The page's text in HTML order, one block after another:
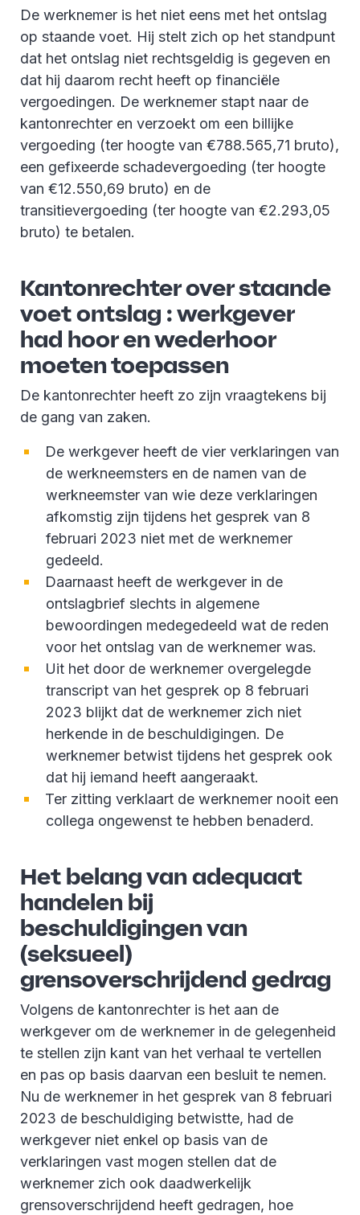
De werknemer is het niet eens met het ontslag
op staande voet. Hij stelt zich op het standpunt
dat het ontslag niet rechtsgeldig is gegeven en
dat hij daarom recht heeft op financiële
vergoedingen. De werknemer stapt naar de
kantonrechter en verzoekt om een billijke
vergoeding (ter hoogte van €788.565,71 bruto),
een gefixeerde schadevergoeding (ter hoogte
van €12.550,69 bruto) en de
transitievergoeding (ter hoogte van €2.293,05
bruto) te betalen.
Kantonrechter over staande
voet ontslag : werkgever
had hoor en wederhoor
moeten toepassen
De kantonrechter heeft zo zijn vraagtekens bij
de gang van zaken.
De werkgever heeft de vier verklaringen van
de werkneemsters en de namen van de
werkneemster van wie deze verklaringen
afkomstig zijn tijdens het gesprek van 8
februari 2023 niet met de werknemer
gedeeld.
Daarnaast heeft de werkgever in de
ontslagbrief slechts in algemene
bewoordingen medegedeeld wat de reden
voor het ontslag van de werknemer was.
Uit het door de werknemer overgelegde
transcript van het gesprek op 8 februari
2023 blijkt dat de werknemer zich niet
herkende in de beschuldigingen. De
werknemer betwist tijdens het gesprek ook
dat hij iemand heeft aangeraakt.
Ter zitting verklaart de werknemer nooit een
collega ongewenst te hebben benaderd.
Het belang van adequaat
handelen bij
beschuldigingen van
(seksueel)
grensoverschrijdend gedrag
Volgens de kantonrechter is het aan de
werkgever om de werknemer in de gelegenheid
te stellen zijn kant van het verhaal te vertellen
en pas op basis daarvan een besluit te nemen.
Nu de werknemer in het gesprek van 8 februari
2023 de beschuldiging betwistte, had de
werkgever niet enkel op basis van de
verklaringen vast mogen stellen dat de
werknemer zich ook daadwerkelijk
grensoverschrijdend heeft gedragen, hoe